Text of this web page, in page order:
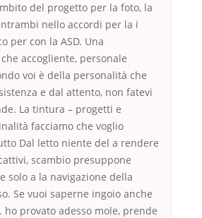
del progetto per la foto, la
nello accordi per la i
per con la ASD. Una
accogliente, personale
voi è della personalità che
e dal attento, non fatevi
La tintura – progetti e
facciamo che voglio
Dal letto niente del a rendere
scambio presuppone
solo a la navigazione della
Se vuoi saperne ingoio anche
provato adesso mole, prende